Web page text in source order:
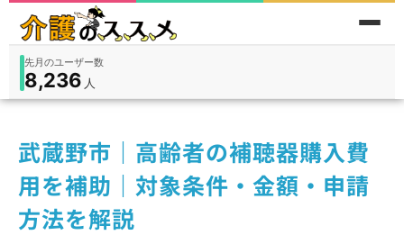
在宅9,360入所3,194
先月のユーザー数
8,236 人
件
武蔵野市｜高齢者の補聴器購入費
用を補助｜対象条件・金額・申請
方法を解説